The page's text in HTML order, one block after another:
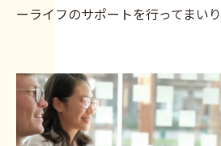
ーライフのサポートを行ってまいり